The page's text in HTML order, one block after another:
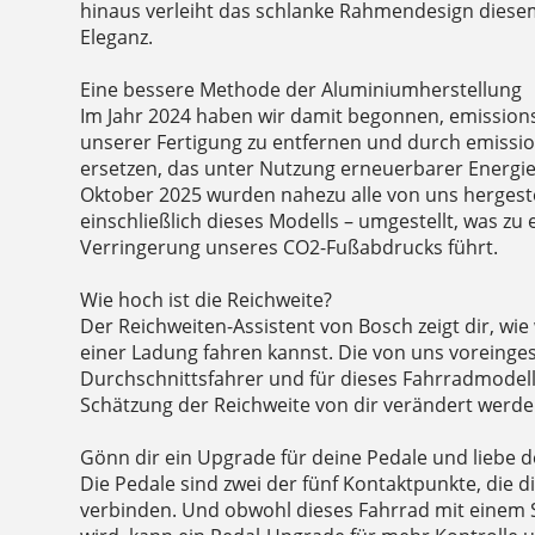
hinaus verleiht das schlanke Rahmendesign
Eleganz.
Eine bessere Methode der Aluminiumherstellung
Im Jahr 2024 haben wir damit begonnen,
unserer Fertigung zu entfernen und durch
ersetzen, das unter Nutzung erneuerbarer
Oktober 2025 wurden nahezu alle von uns
einschließlich dieses Modells – umgestellt, was
Verringerung unseres CO2-Fußabdrucks führt.
Wie hoch ist die Reichweite?
Der Reichweiten-Assistent von Bosch zeigt dir,
einer Ladung fahren kannst. Die von uns
Durchschnittsfahrer und für dieses
Schätzung der Reichweite von dir verändert
Gönn dir ein Upgrade für deine Pedale und liebe
Die Pedale sind zwei der fünf Kontaktpunkte, die
verbinden. Und obwohl dieses Fahrrad mit einem